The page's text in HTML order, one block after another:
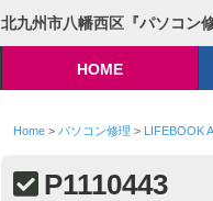
北九州市八幡西区『パソコン
HOME
Home> パソコン修理 > LIFEBOOK
P1110443